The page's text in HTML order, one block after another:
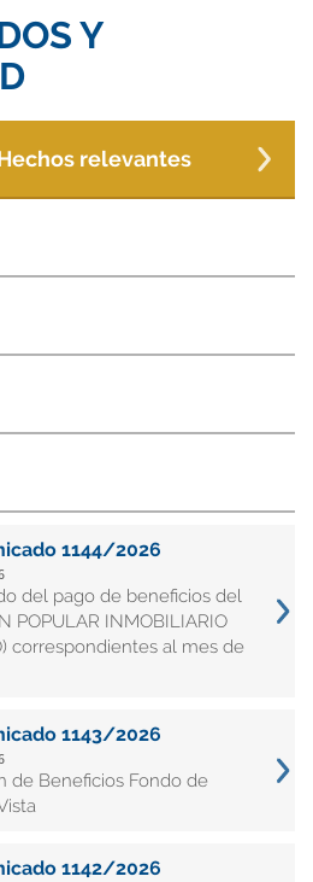
Y
relevantes
1144/2026
del pago de beneficios del
POPULAR INMOBILIARIO
correspondientes al mes de
1143/2026
de Beneficios Fondo de
1142/2026